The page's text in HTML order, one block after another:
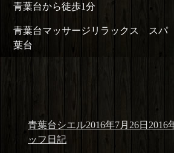
青葉台から徒歩1分
青葉台マッサージリラックス スパ
葉台
投
稿
青葉台シエル投
2016年7月26日2016
ッフ日記